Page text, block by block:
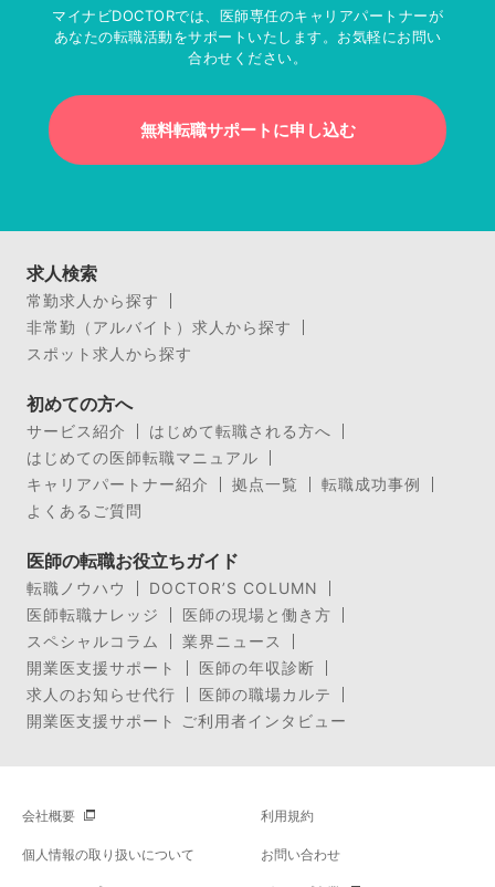
マイナビDOCTORでは、医師専任のキャリアパートナーが
あなたの転職活動をサポートいたします。お気軽にお問い
合わせください。
無料転職サポートに申し込む
求人検索
常勤求人から探す
非常勤（アルバイト）求人から探す
スポット求人から探す
初めての方へ
サービス紹介
はじめて転職される方へ
はじめての医師転職マニュアル
キャリアパートナー紹介
拠点一覧
転職成功事例
よくあるご質問
医師の転職お役立ちガイド
転職ノウハウ
DOCTOR’S COLUMN
医師転職ナレッジ
医師の現場と働き方
スペシャルコラム
業界ニュース
開業医支援サポート
医師の年収診断
求人のお知らせ代行
医師の職場カルテ
開業医支援サポート ご利用者インタビュー
会社概要 利用規約
個人情報の取り扱いについて お問い合わせ